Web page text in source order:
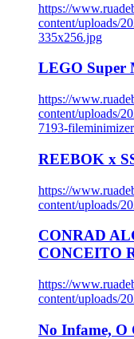
https://
content/uploads/
335x256.jpg
LEGO Super
https://
content/uploads/
7193-
REEBOK x
https://
content/uploads/
CONRAD
CONCEITO
https://
content/uploads/
No Infame, O